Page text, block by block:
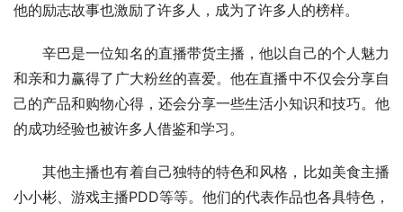
他的励志故事也激励了许多人，成为了许多人的榜样。
辛巴是一位知名的直播带货主播，他以自己的个人魅力
和亲和力赢得了广大粉丝的喜爱。他在直播中不仅会分享自
己的产品和购物心得，还会分享一些生活小知识和技巧。他
的成功经验也被许多人借鉴和学习。
其他主播也有着自己独特的特色和风格，比如美食主播
小小彬、游戏主播PDD等等。他们的代表作品也各具特色，